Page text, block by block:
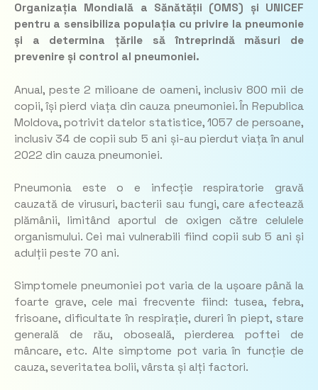
Organizația Mondială a Sănătății (OMS) și UNICEF
pentru a sensibiliza populația cu privire la pneumonie
și a determina țările să întreprindă măsuri de
prevenire și control al pneumoniei.
Anual, peste 2 milioane de oameni, inclusiv 800 mii de
copii, își pierd viața din cauza pneumoniei. În Republica
Moldova, potrivit datelor statistice, 1057 de persoane,
inclusiv 34 de copii sub 5 ani și-au pierdut viața în anul
2022 din cauza pneumoniei.
Pneumonia este o e infecție respiratorie gravă
cauzată de virusuri, bacterii sau fungi, care afectează
plămânii, limitând aportul de oxigen către celulele
organismului. Cei mai vulnerabili fiind copii sub 5 ani și
adulții peste 70 ani.
Simptomele pneumoniei pot varia de la ușoare până la
foarte grave, cele mai frecvente fiind: tusea, febra,
frisoane, dificultate în respirație, dureri în piept, stare
generală de rău, oboseală, pierderea poftei de
mâncare, etc. Alte simptome pot varia în funcție de
cauza, severitatea bolii, vârsta și alți factori.